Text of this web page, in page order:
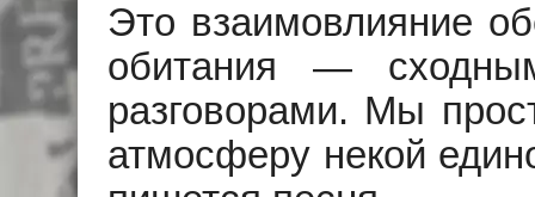
Это взаимовлияние
обитания —
разговорами. Мы
атмосферу некой